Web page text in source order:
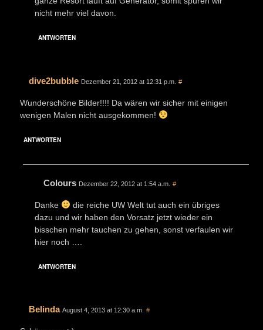
nicht mehr viel davon.
ANTWORTEN
dive2bubble Dezember 21, 2012 at 12:31 p.m. #
Wunderschöne Bilder!!!! Da wären wir sicher mit einigen
wenigen Malen nicht ausgekommen!
ANTWORTEN
Colours Dezember 22, 2012 at 1:54 a.m. #
Danke
die reiche UW Welt tut auch ein übriges
dazu und wir haben den Vorsatz jetzt wieder ein
bisschen mehr tauchen zu gehen, sonst verfaulen wir
hier noch ….
ANTWORTEN
Belinda August 4, 2013 at 12:30 a.m. #